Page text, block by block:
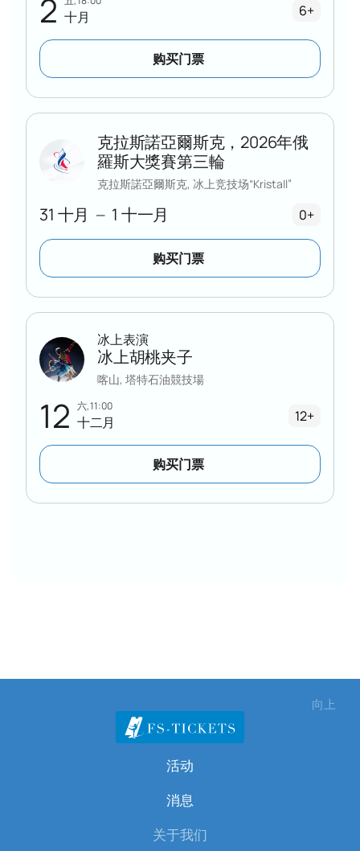
您可以在网站上在线购票
，也可以通过电话订购。我们
提供互动式座位图供您选择——找到最适合您或您团队
的座位。票价取决于座位类别、区域或VIP包厢。
网站始终显示当前票价。快速在线预订
使用任何便捷方式安全支付
电话咨询经理
企业客户购买花样滑冰门票可享受特殊优惠
根据场馆布局选择最佳座位，满足您的各种需
2 十月 6+
购买门票
31 十月 — 1 十一月
克拉斯諾亞爾斯克，2026年俄
羅斯大獎賽第三輪
克拉斯諾亞爾斯克, 冰上竞技场“Kristall”
0+
购买门票
12 六, 11:00
十二月
冰上表演
冰上胡桃夹子
喀山, 塔特石油競技場
12+
购买门票
向上
活动
消息
关于我们